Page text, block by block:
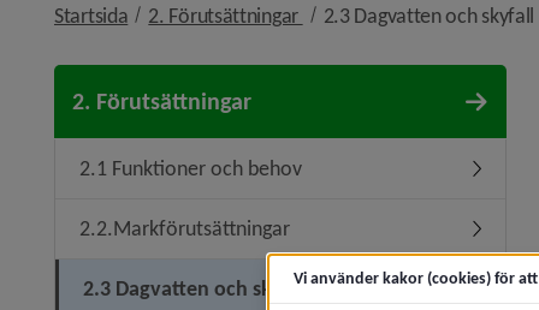
Startsida 2. Förutsättningar nivå i brödsmulenavigeringen
2.3 Dagvatten och skyfall
2. Förutsättningar
2.1 Funktioner och behov
2.2.Markförutsättningar
2.3 Dagvatten och skyfallVi använder kakor (cookies) för